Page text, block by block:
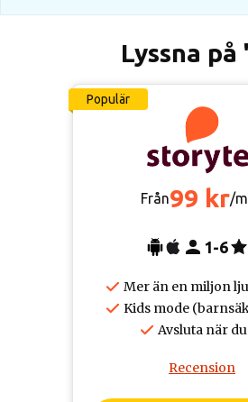
Lyssna på
Populär
Från99 kr/
1-6
Mer än en miljon
Kids mode
Avsluta när
Recension